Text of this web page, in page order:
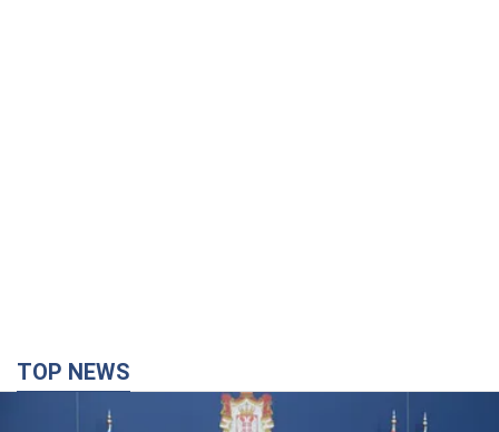
TOP NEWS